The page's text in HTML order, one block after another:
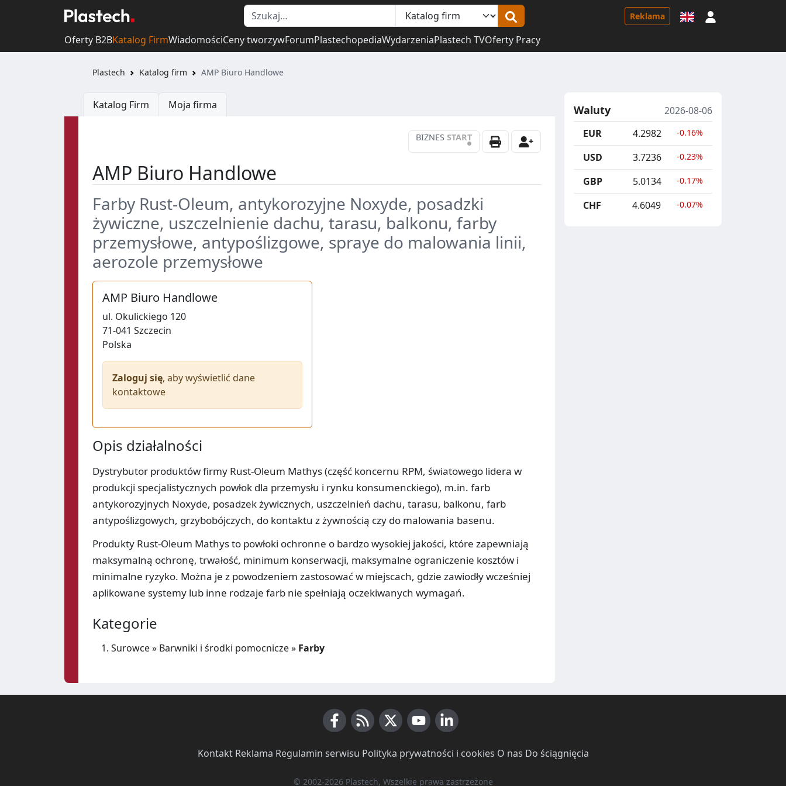
Reklama
Oferty B2BKatalog FirmWiadomościCeny tworzywForumPlastechopediaWydarzeniaPlastech TVOferty Pracy
Plastech Katalog firm AMP Biuro Handlowe
Katalog Firm Moja firma
BIZNES START
•
AMP Biuro Handlowe
Farby Rust-Oleum, antykorozyjne Noxyde, posadzki
żywiczne, uszczelnienie dachu, tarasu, balkonu, farby
przemysłowe, antypoślizgowe, spraye do malowania linii,
aerozole przemysłowe
AMP Biuro Handlowe
ul. Okulickiego 120
71-041 Szczecin
Polska
Zaloguj się, aby wyświetlić dane
kontaktowe
Opis działalności
Dystrybutor produktów firmy Rust-Oleum Mathys (część koncernu RPM, światowego lidera w
produkcji specjalistycznych powłok dla przemysłu i rynku konsumenckiego), m.in. farb
antykorozyjnych Noxyde, posadzek żywicznych, uszczelnień dachu, tarasu, balkonu, farb
antypoślizgowych, grzybobójczych, do kontaktu z żywnością czy do malowania basenu.
Produkty Rust-Oleum Mathys to powłoki ochronne o bardzo wysokiej jakości, które zapewniają
maksymalną ochronę, trwałość, minimum konserwacji, maksymalne ograniczenie kosztów i
minimalne ryzyko. Można je z powodzeniem zastosować w miejscach, gdzie zawiodły wcześniej
aplikowane systemy lub inne rodzaje farb nie spełniają oczekiwanych wymagań.
Kategorie
Surowce» Barwniki i środki pomocnicze» Farby
Waluty
2026-08-06
EUR
4.2982 -0.16%
USD 3.7236 -0.23%
GBP 5.0134 -0.17%
CHF 4.6049 -0.07%
Kontakt· Reklama Regulamin serwisu Polityka prywatności i cookies O nas Do ściągnięcia
© 2002-2026 Plastech, Wszelkie prawa zastrzeżone